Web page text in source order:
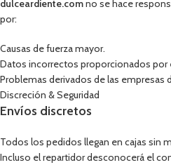
dulceardiente.comno se hace
por:
Causas de fuerza mayor.
Datos incorrectos proporcionados por
Problemas derivados de las empresas
Discreción & Seguridad
Envíos discretos
Todos los pedidos llegan en cajas sin
Incluso el repartidor desconocerá el